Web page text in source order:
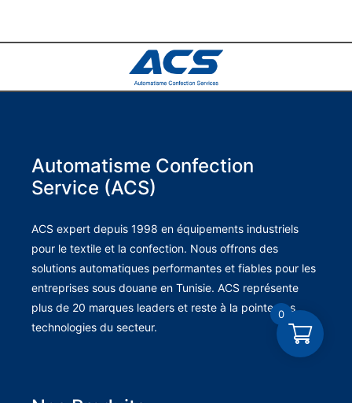
Automatisme Confection
Service (ACS)
ACS expert depuis 1998 en équipements industriels
pour le textile et la confection. Nous offrons des
solutions automatiques performantes et fiables pour les
entreprises sous douane en Tunisie. ACS représente
plus de 20 marques leaders et reste à la pointe des
technologies du secteur.
0